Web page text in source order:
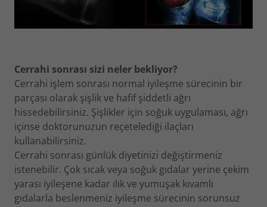
Cerrahi sonrası sizi neler bekliyor?
Cerrahi işlem sonrası normal iyileşme sürecinin bir
parçası olarak şişlik ve hafif şiddetli ağrı
hissedebilirsiniz. Şişlikler için soğuk uygulaması, ağrı
içinse doktorunuzun reçetelediği ilaçları
kullanabilirsiniz.
Cerrahi sonrası günlük diyetinizi değiştirmeniz
istenebilir. Çok sıcak veya soğuk gıdalar yerine çekim
yarası iyileşene kadar ılık ve yumuşak kıvamlı
gıdalarla beslenmeniz iyileşme sürecinin sorunsuz